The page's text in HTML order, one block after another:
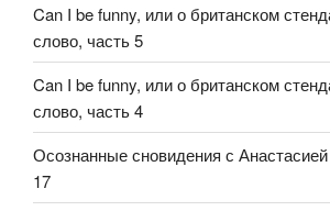
Can I be funny, или о британском
слово, часть 5
Can I be funny, или о британском
слово, часть 4
Осознанные сновидения с
17